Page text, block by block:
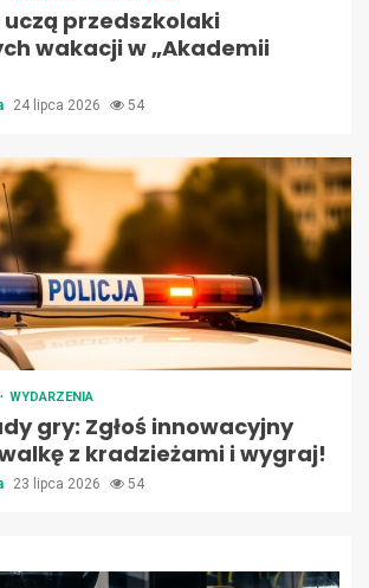
uczą przedszkolaki
wakacji w „Akademii
24 lipca 2026 54
WYDARZENIA
gry: Zgłoś innowacyjny
z kradzieżami i wygraj!
23 lipca 2026 54